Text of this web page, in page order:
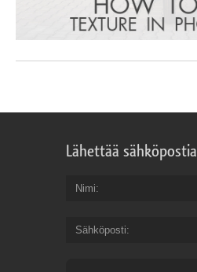
Lähettää sähköpostia
Nimi
Sähköposti